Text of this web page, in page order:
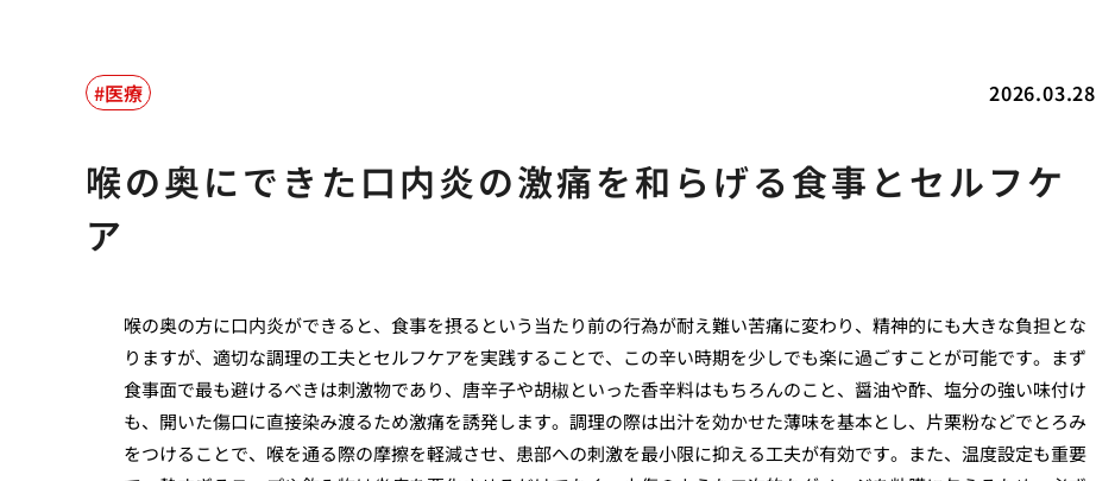
2026.03.28
医療
喉の奥にできた口内炎の激痛を和らげる食事とセルフケ
ア
喉の奥の方に口内炎ができると、食事を摂るという当たり前の行為が耐え難い苦痛に変わり、精神的にも大きな負担とな
りますが、適切な調理の工夫とセルフケアを実践することで、この辛い時期を少しでも楽に過ごすことが可能です。まず
食事面で最も避けるべきは刺激物であり、唐辛子や胡椒といった香辛料はもちろんのこと、醤油や酢、塩分の強い味付け
も、開いた傷口に直接染み渡るため激痛を誘発します。調理の際は出汁を効かせた薄味を基本とし、片栗粉などでとろみ
をつけることで、喉を通る際の摩擦を軽減させ、患部への刺激を最小限に抑える工夫が有効です。また、温度設定も重要